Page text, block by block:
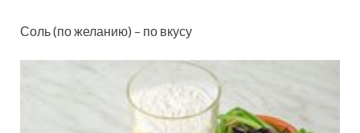
Соль (по желанию) – по вкусу